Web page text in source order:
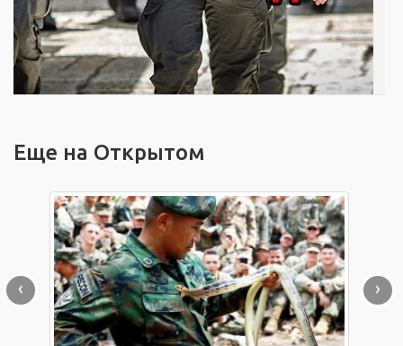
Еще на Открытом
‹ ›